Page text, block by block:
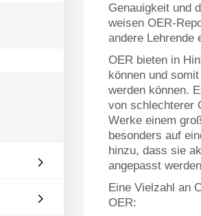
Genauigkeit und
weisen OER-
andere Lehrende
OER bieten in
können und
werden können.
von schlechterer
Werke einem
besonders auf
hinzu, dass sie
angepasst
Eine Vielzahl an
OER: